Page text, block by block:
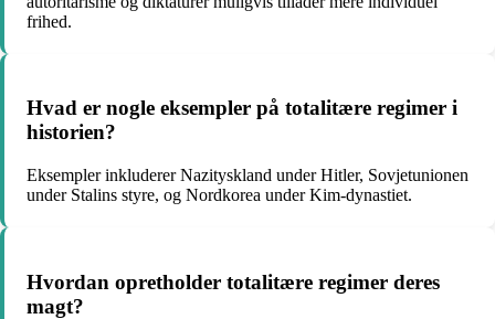
frihed.
Hvad er nogle eksempler på totalitære regimer i
historien?
Eksempler inkluderer Nazityskland under Hitler, Sovjetunionen
under Stalins styre, og Nordkorea under Kim-dynastiet.
Hvordan opretholder totalitære regimer deres
magt?